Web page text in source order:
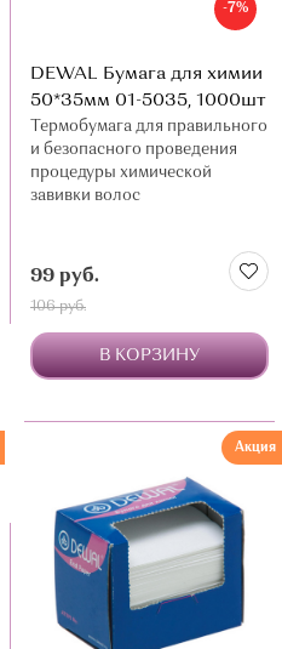
-7%
DEWAL Бумага для химии
50*35мм 01-5035, 1000шт
Термобумага для правильного
и безопасного проведения
процедуры химической
завивки волос
99 руб.
106 руб.
В КОРЗИНУ
Акция